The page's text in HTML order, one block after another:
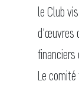
le Club
d'œuvres
financiers
Le